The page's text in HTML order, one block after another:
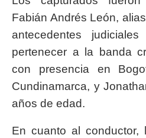
Fabián Andrés León,
antecedentes
pertenecer a la banda
con presencia en
Cundinamarca, y
años de edad.
En cuanto al conductor,